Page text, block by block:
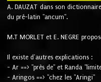
A. DAUZAT dans son
du pré-latin "ancum".
M.T MORLET et E. NEGRE
Il existe d'autres explications :
- Ar ==> "près de" et Randa
- Aringos ==> "chez les "Aringi"